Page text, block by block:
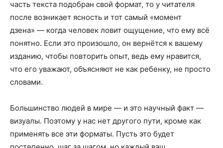
часть текста подобран свой формат, то у читателя
после возникает ясность и тот самый «момент
дзена» — когда человек ловит ощущение, что ему всё
понятно. Если это произошло, он вернётся к вашему
изданию, чтобы повторить опыт, ведь ему нравится,
что его уважают, объясняют не как ребенку, не просто
словами.
Большинство людей в мире — и это научный факт —
визуалы. Поэтому у нас нет другого пути, кроме как
применять все эти форматы. Пусть это будет